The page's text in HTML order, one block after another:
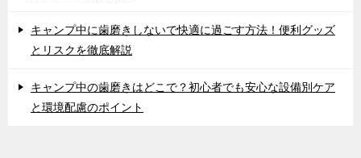
キャンプ中に歯磨きしないで快適に過ごす方法！便利グッズ
とリスクを徹底解説
キャンプ中の歯磨きはどこで？初心者でも安心な設備別ケア
と環境配慮のポイント